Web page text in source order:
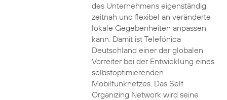
des Unternehmens eigenständig,
zeitnah und flexibel an veränderte
lokale Gegebenheiten anpassen
kann. Damit ist Telefónica
Deutschland einer der globalen
Vorreiter bei der Entwicklung eines
selbstoptimierenden
Mobilfunknetzes. Das Self
Organizing Network wird seine